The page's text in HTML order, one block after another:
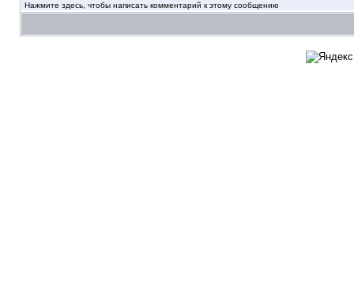
Нажмите здесь, чтобы написать комментарий к этому сообщению